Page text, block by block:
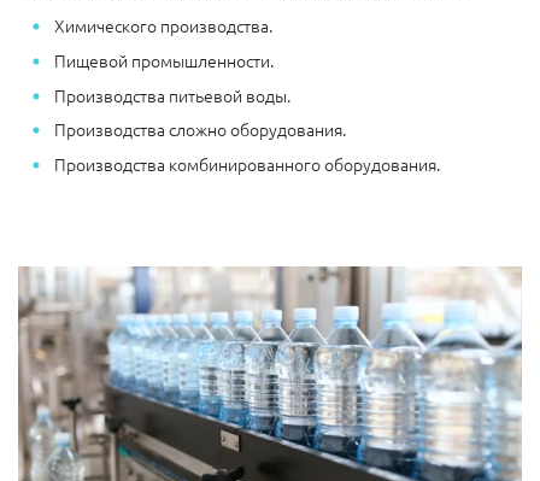
Химического производства.
Пищевой промышленности.
Производства питьевой воды.
Производства сложно оборудования.
Производства комбинированного оборудования.